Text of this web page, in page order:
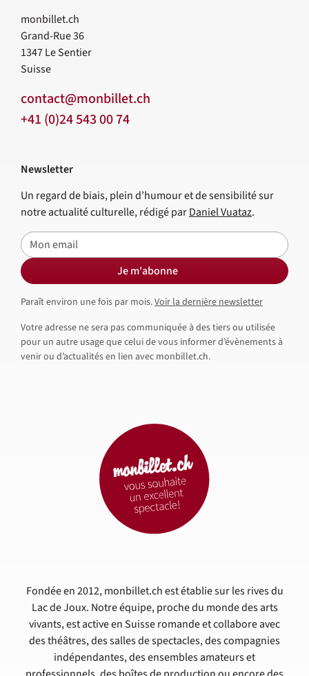
monbillet.ch
Grand-Rue 36
1347Le Sentier
Suisse
contact@monbillet.ch
+41 (0)24 543 00 74
Fondée en 2012, monbillet.ch est établie sur les rives du
Lac de Joux. Notre équipe, proche du monde des arts
vivants, est active en Suisse romande et collabore avec
des théâtres, des salles de spectacles, des compagnies
indépendantes, des ensembles amateurs et
Newsletter
Un regard de biais, plein d’humour et de sensibilité sur
notre actualité culturelle, rédigé parDaniel Vuataz.
E-mail
Je m'abonne
Paraît environ une fois par mois.Voir la dernière newsletter
Votre adresse ne sera pas communiquée à des tiers ou utilisée
pour un autre usage que celui de vous informer d’évènements à
venir ou d’actualités en lien avec monbillet.ch.